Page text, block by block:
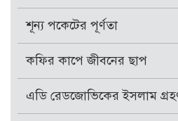
শূন্য পকেটের পূর্ণতা
কফির কাপে জীবনের ছাপ
এডি রেডজোভিকের ইসলাম